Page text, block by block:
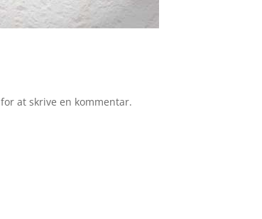
for at skrive en kommentar.